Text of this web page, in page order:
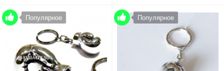
Популярное Популярное